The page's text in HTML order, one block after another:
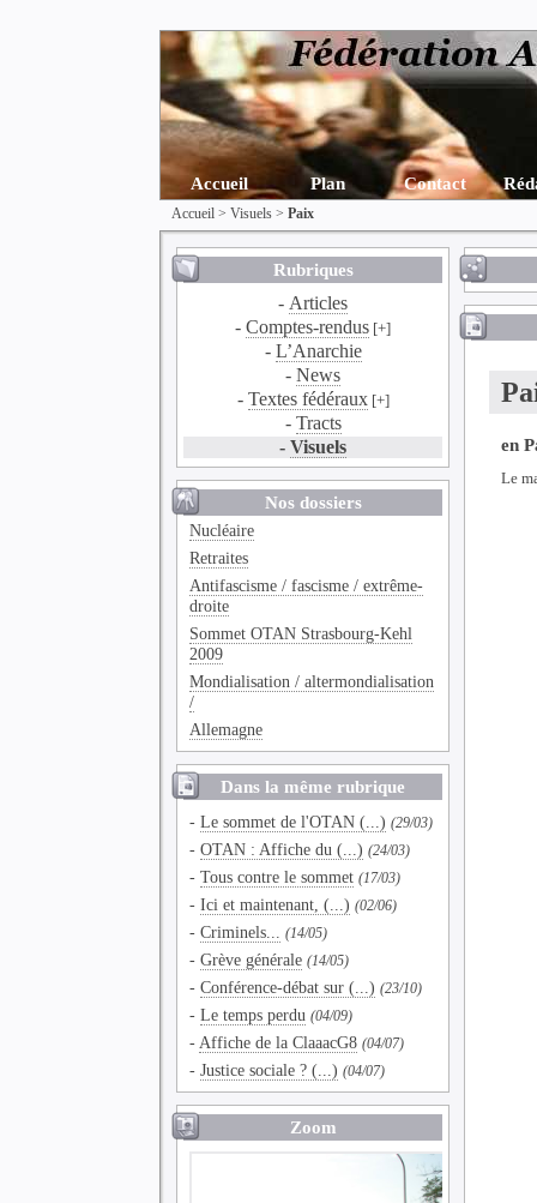
Accueil Plan Contact
Accueil >Visuels >Paix
Rubriques
- Articles
-Comptes-rendus [+]
- L’Anarchie
-News
- Textes fédéraux[+]
- Tracts
-Visuels
Nos dossiers
Nucléaire
Retraites
Antifascisme / fascisme / extrême-
droite
Sommet OTAN Strasbourg-Kehl
2009
Mondialisation / altermondialisation
/
Allemagne
Dans la même rubrique
-Le sommet de l'OTAN (...) (29/03)
-OTAN : Affiche du (...) (24/03)
-Tous contre le sommet (17/03)
-Ici et maintenant, (...) (02/06)
-Criminels... (14/05)
-Grève générale (14/05)
-Conférence-débat sur (...) (23/10)
-Le temps perdu (04/09)
- Affiche de la ClaaacG8 (04/07)
-Justice sociale ? (...) (04/07)
Zoom
en
Le